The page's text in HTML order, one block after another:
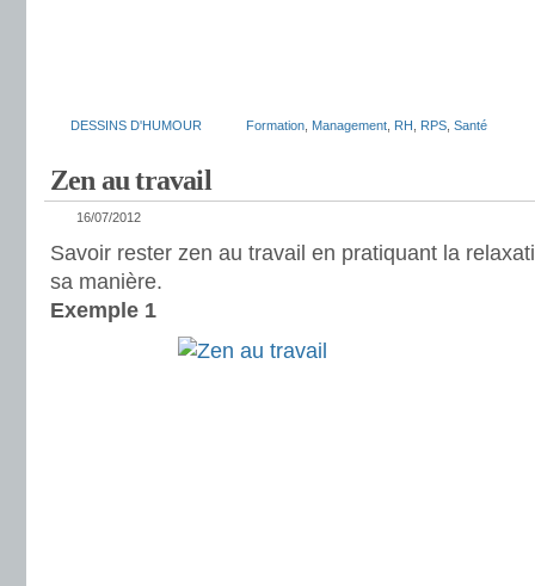
DESSINS D'HUMOUR Formation Management RH RPS Santé
Zen au travail
16/07/2012
Savoir rester zen au travail en pratiquant la
sa manière.
Exemple 1